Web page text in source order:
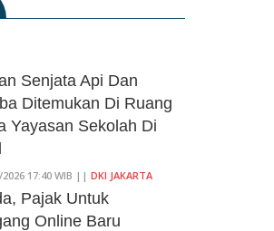
Senjata Api Dan
Ditemukan Di Ruang
Yayasan Sekolah Di
2026 17:40 WIB || DKI JAKARTA
Pajak Untuk
Online Baru